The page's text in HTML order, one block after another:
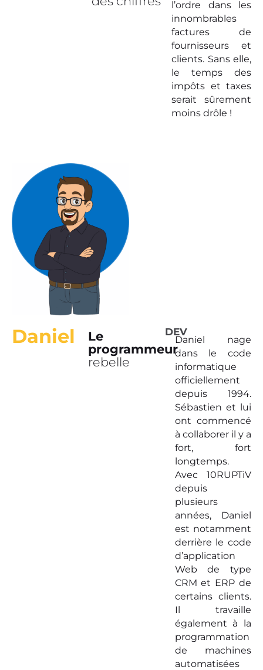
l’ordre dans les
innombrables
factures de
fournisseurs et
clients. Sans elle,
le temps des
impôts et taxes
serait sûrement
moins drôle !
Daniel
Le
programmeur
rebelle
DEV
Daniel nage
dans le code
informatique
officiellement
depuis 1994.
Sébastien et lui
ont commencé
à collaborer il y a
fort, fort
longtemps.
Avec 10RUPTiV
depuis
plusieurs
années, Daniel
est notamment
derrière le code
d’application
Web de type
CRM et ERP de
certains clients.
Il travaille
également à la
programmation
de machines
automatisées